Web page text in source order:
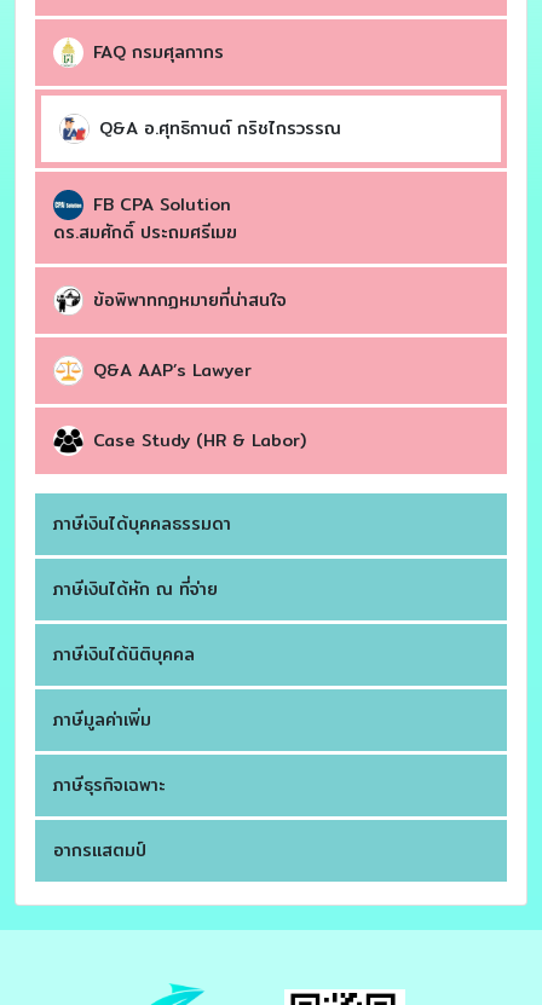
FAQ กรมศุลกากร
Q&A อ.ศุทธิกานต์ กริชไกรวรรณ
FB CPA Solution
ดร.สมศักดิ์ ประถมศรีเมฆ
ข้อพิพาทกฏหมายที่น่าสนใจ
Q&A AAP’s Lawyer
Case Study (HR & Labor)
ภาษีเงินได้บุคคลธรรมดา
ภาษีเงินได้หัก ณ ที่จ่าย
ภาษีเงินได้นิติบุคคล
ภาษีมูลค่าเพิ่ม
ภาษีธุรกิจเฉพาะ
อากรแสตมป์